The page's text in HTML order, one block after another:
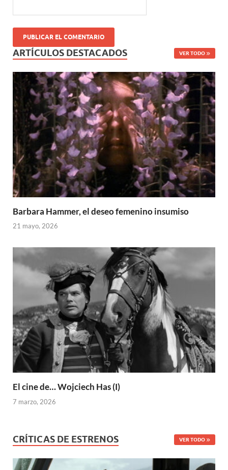
ARTÍCULOS DESTACADOS VER TODO
Barbara Hammer, el deseo femenino insumiso
21 mayo, 2026
El cine de… Wojciech Has (I)
7 marzo, 2026
CRÍTICAS DE ESTRENOS VER TODO